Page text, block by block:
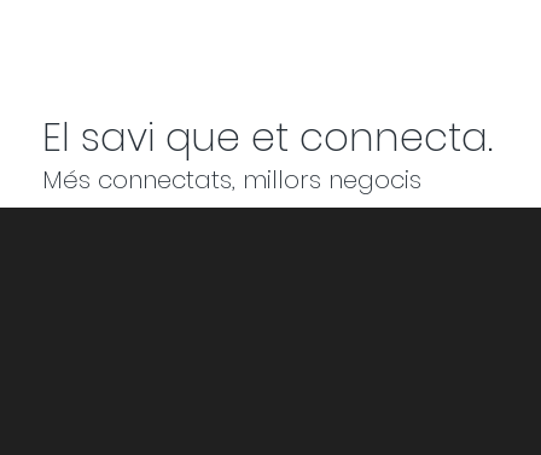
El savi que et connecta.
Més connectats, millors negocis